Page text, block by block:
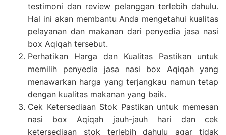
testimoni dan review pelanggan terlebih dahulu.
Hal ini akan membantu Anda mengetahui kualitas
pelayanan dan makanan dari penyedia jasa nasi
box Aqiqah tersebut.
Perhatikan Harga dan Kualitas Pastikan untuk
memilih penyedia jasa nasi box Aqiqah yang
menawarkan harga yang terjangkau namun tetap
dengan kualitas makanan yang baik.
Cek Ketersediaan Stok Pastikan untuk memesan
nasi box Aqiqah jauh-jauh hari dan cek
ketersediaan stok terlebih dahulu agar tidak